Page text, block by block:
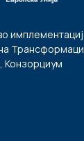
Конзорциум